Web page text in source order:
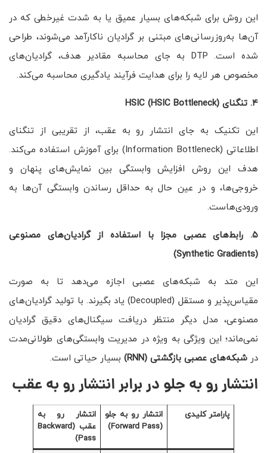
این روش برای شبکه‌های بسیار عمیق یا به شدت غیرخطی که در
آن‌ها به‌روزرسانی‌های مبتنی بر گرادیان ناکارآمد می‌شوند، طراحی
شده است. DTP به جای محاسبه مقادیر هدف، گرادیان‌های
مخصوص هر لایه را برای هدایت فرآیند یادگیری محاسبه می‌کند.
۴. تنگنای
این تکنیک به جای انتشار رو به عقب، از تقریبی از تنگنای
اطلاعاتی (Information Bottleneck) برای آموزش استفاده می‌کند.
هدف این روش افزایش وابستگی بین نمایش‌های پنهان و
خروجی‌ها، و در عین حال به حداقل رساندن وابستگی آن‌ها به
ورودی‌هاست.
۵. رابط‌های عصبی مجزا با استفاده از گرادیان‌های مصنوعی
(Synthetic Gradients)
این متد به شبکه‌های عصبی اجازه می‌دهد تا به صورت
مقیاس‌پذیر و مستقل (Decoupled) یاد بگیرند. با تولید گرادیان‌های
مصنوعی، مدل دیگر منتظر دریافت سیگنال‌های دقیق گرادیان
نمی‌ماند؛ این ویژگی به ویژه در مدیریت وابستگی‌های طولانی‌مدت
در شبکه‌های عصبی بازگشتی (RNN) بسیار حیاتی است.
انتشار رو به جلو در برابر انتشار رو به عقب
پارامتر کلیدی
انتشار رو به جلو
(
Forward Pass
)
انتشار رو به
عقب (Backward
Pass
)